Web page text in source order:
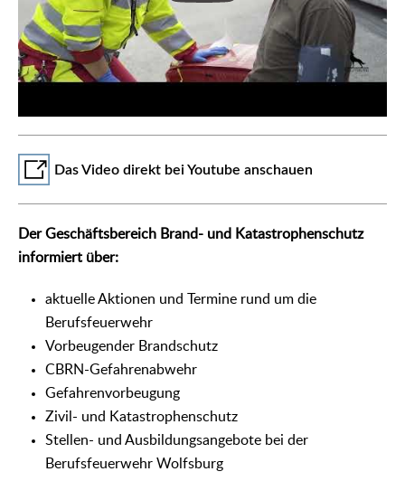
Das Video direkt bei Youtube anschauen
Der Geschäftsbereich Brand- und Katastrophenschutz
informiert über:
aktuelle Aktionen und Termine rund um die
Berufsfeuerwehr
Vorbeugender Brandschutz
CBRN-Gefahrenabwehr
Gefahrenvorbeugung
Zivil- und Katastrophenschutz
Stellen- und Ausbildungsangebote bei der
Berufsfeuerwehr Wolfsburg